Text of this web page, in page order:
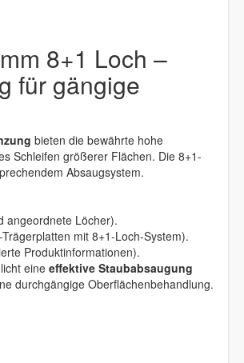
8+1 Loch –
für gängige
bieten die bewährte hohe
Schleifen größerer Flächen. Die 8+1-
Absaugsystem.
angeordnete Löcher).
mit 8+1-Loch-System).
Produktinformationen).
eineeffektive Staubabsaugung
durchgängige Oberflächenbehandlung.